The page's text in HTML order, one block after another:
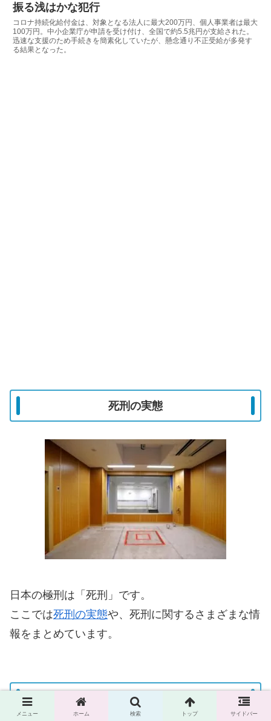
振る浅はかな犯行
コロナ持続化給付金は、対象となる法人に最大200万円、個人事業者は最大
100万円。中小企業庁が申請を受け付け、全国で約5.5兆円が支給された。
迅速な支援のため手続きを簡素化していたが、懸念通り不正受給が多発す
る結果となった。
死刑の実態
日本の極刑は「死刑」です。
ここでは死刑の実態や、死刑に関するさまざまな情
報をまとめています。
トンデモ事件簿
メニュー ホーム 検索 トップ サイドバー